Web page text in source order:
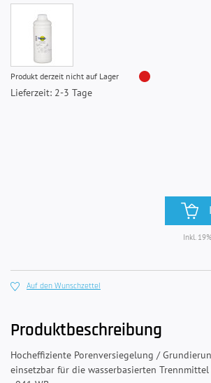
Produkt derzeit nicht auf Lager
Lieferzeit: 2-3 Tage
Inkl.
Auf den Wunschzettel
Produktbeschreibung
Hocheffiziente Porenversiegelung /
einsetzbar für die wasserbasierten